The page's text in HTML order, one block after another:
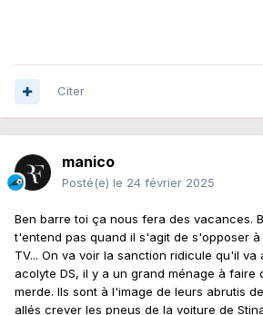
Citer
manico
Posté(e) le 24 février 2025
Ben barre toi ça nous fera des vacances.
t'entend pas quand il s'agit de s'opposer à
TV... On va voir la sanction ridicule qu'il va
acolyte DS, il y a un grand ménage à faire
merde. Ils sont à l'image de leurs abrutis
allés crever les pneus de la voiture de